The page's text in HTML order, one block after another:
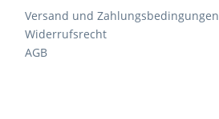
Versand und Zahlungsbedingungen
Widerrufsrecht
AGB